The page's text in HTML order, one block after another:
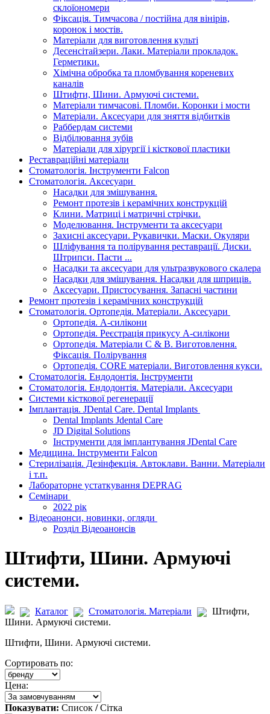
склоїономери
Фіксація. Тимчасова / постійна для вінірів,
коронок і мостів.
Матеріали для виготовлення культі
Десенсітайзери. Лаки. Матеріали прокладок.
Герметики.
Хімічна обробка та пломбування кореневих
каналів
Штифти, Шини. Армуючі системи.
Матеріали тимчасові. Пломби. Коронки і мости
Матеріали. Аксесуари для зняття відбитків
Раббердам системи
Відбілювання зубів
Матеріали для хірургії і кісткової пластики
Реставраційні матеріали
Стоматологія. Інструменти Falcon
Стоматологія. Аксесуари
Насадки для змішування.
Ремонт протезів і керамічних конструкцій
Клини. Матриці і матричні стрічки.
Моделювання. Інструменти та аксесуари
Захисні аксесуари. Рукавички. Маски. Окуляри
Шліфування та полірування реставрації. Диски.
Штрипси. Пасти ...
Насадки та аксесуари для ультразвукового скалера
Насадки для змішування. Насадки для шприців.
Аксесуари. Пристосування. Запасні частини
Ремонт протезів і керамічних конструкцій
Стоматологія. Ортопедія. Матеріали. Аксесуари
Ортопедія. А-силікони
Ортопедія. Реєстрація прикусу А-силікони
Ортопедія. Матеріали C & B. Виготовлення.
Фіксація. Полірування
Ортопедія. CORE матеріали. Виготовлення кукси.
Стоматологія. Ендодонтія. Інструменти
Стоматологія. Ендодонтія. Матеріали. Аксесуари
Системи кісткової регенерації
Імплантація. JDental Care. Dental Implants
Dental Implants Jdental Care
JD Digital Solutions
Інструменти для імплантування JDental Care
Медицина. Інструменти Falcon
Стерилізація. Дезінфекція. Автоклави. Ванни. Матеріали
і т.п.
Лабораторне устаткування DEPRAG
Семінари
2022 рік
Відеоанонси, новинки, огляди
Розділ Відеоанонсів
Штифти, Шини. Армуючі
системи.
Каталог Стоматологія. Матеріали
Штифти,
Шини. Армуючі системи.
Штифти, Шини. Армуючі системи.
Сортировать по:
Цена:
Показувати: Список / Сітка